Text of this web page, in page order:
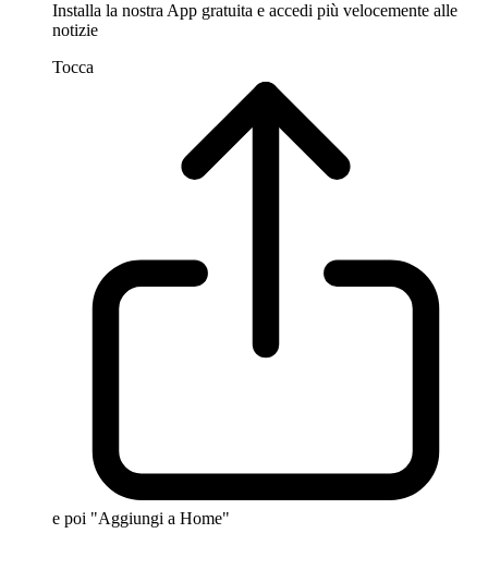
Installa la nostra App gratuita e accedi più velocemente alle
notizie
Tocca
e poi "Aggiungi a Home"